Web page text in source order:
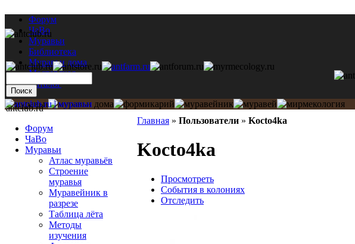
Форум
ЧаВо
Муравьи
Библиотека
Муравьи дома
Мастерская
Каталог
Главная » Пользователи » Kocto4ka
Kocto4ka
Просмотреть
События в колониях
Отследить
antclub.ru
Форум
ЧаВо
Муравьи
Атлас муравьёв
Строение
муравья
Муравейник в
разрезе
Таблица лёта
Методы
изучения